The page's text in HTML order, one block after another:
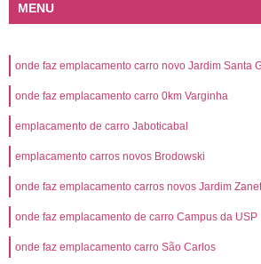
MENU
onde faz emplacamento carro novo Jardim Santa
onde faz emplacamento carro 0km Varginha
emplacamento de carro Jaboticabal
emplacamento carros novos Brodowski
onde faz emplacamento carros novos Jardim
onde faz emplacamento de carro Campus da USP
onde faz emplacamento carro São Carlos